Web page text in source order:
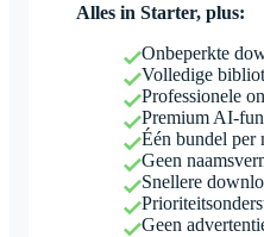
Alles in Starter, plus:
Onbeperkte
Volledige
Professionele
Premium AI-
Één bundel per
Geen
Snellere
Geen